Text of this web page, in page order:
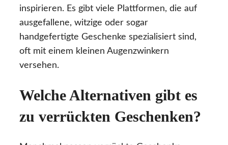
inspirieren. Es gibt viele Plattformen, die auf
ausgefallene, witzige oder sogar
handgefertigte Geschenke spezialisiert sind,
oft mit einem kleinen Augenzwinkern
versehen.
Welche Alternativen gibt es
zu verrückten Geschenken?